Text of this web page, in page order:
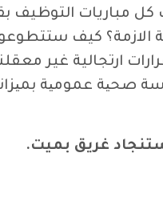
كل مباريات التوظيف
الازمة؟ كيف
ارتجالية غير
صحیة عمومیة
غريق بميت.